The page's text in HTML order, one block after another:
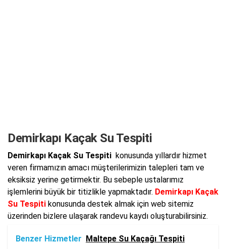
Demirkapı Kaçak Su Tespiti
Demirkapı Kaçak Su Tespiti konusunda yıllardır hizmet
veren firmamızın amacı müşterilerimizin talepleri tam ve
eksiksiz yerine getirmektir. Bu sebeple ustalarımız
işlemlerini büyük bir titizlikle yapmaktadır. Demirkapı Kaçak
Su Tespiti konusunda destek almak için web sitemiz
üzerinden bizlere ulaşarak randevu kaydı oluşturabilirsiniz.
Benzer Hizmetler Maltepe Su Kaçağı Tespiti